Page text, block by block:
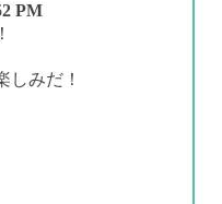
PM
しみだ！